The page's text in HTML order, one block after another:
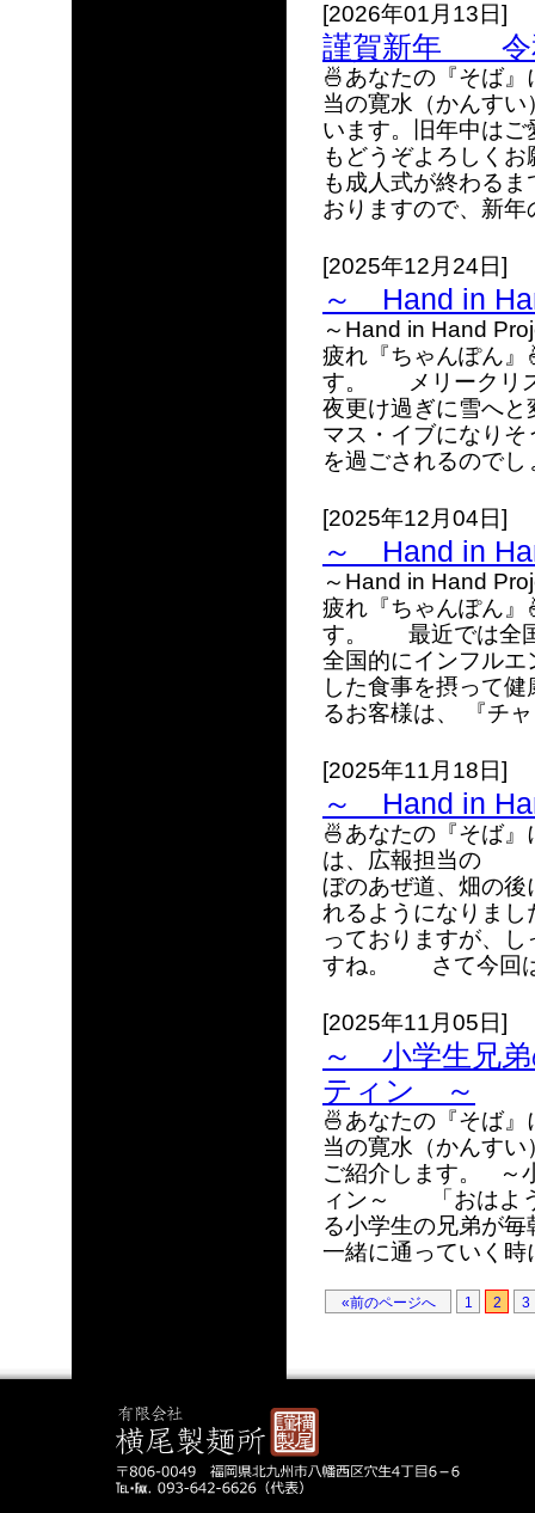
[2026年01月13日]
謹賀新年 令
🍜あなたの『そば
当の寛水（かんす
います。旧年中は
もどうぞよろしく
も成人式が終わる
おりますので、新
[2025年12月24日]
～ Hand in
～Hand in Hand
疲れ『ちゃんぽん
す。 メリークリス
夜更け過ぎに雪へ
マス・イブになり
を過ごされるので
[2025年12月04日]
～ Hand in
～Hand in Hand
疲れ『ちゃんぽん
す。 最近では全国
全国的にインフル
した食事を摂って
るお客様は、 『チ
[2025年11月18日]
～ Hand in
🍜あなたの『そ
は、広報担当の
ぼのあぜ道、畑の
れるようになりま
っておりますが、
すね。 さて今回は
[2025年11月05日]
～ 小学生兄弟
ティン ～
🍜あなたの『そば
当の寛水（かんす
ご紹介します。 ～
ィン～ 「おはよう
る小学生の兄弟が
一緒に通っていく
«前のページへ 1 2 3